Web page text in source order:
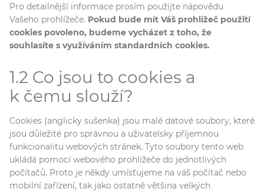
Pro detailnější informace prosím použijte nápovědu
Vašeho prohlížeče. Pokud bude mít Váš prohlížeč použití
cookies povoleno, budeme vycházet z toho, že
souhlasíte s využíváním standardních cookies.
1.2 Co jsou to cookies a
k čemu slouží?
Cookies (anglicky sušenka) jsou malé datové soubory, které
jsou důležité pro správnou a uživatelsky příjemnou
funkcionalitu webových stránek. Tyto soubory tento web
ukládá pomocí webového prohlížeče do jednotlivých
počítačů. Proto je někdy umísťujeme na váš počítač nebo
mobilní zařízení, tak jako ostatně většina velkých